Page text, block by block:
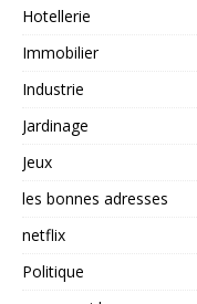
Hotellerie
Immobilier
Industrie
Jardinage
Jeux
les bonnes adresses
netflix
Politique